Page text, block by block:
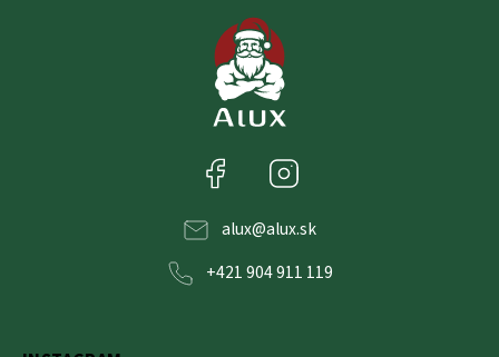
FacebookInstagram
alux@alux.sk
+421 904 911 119